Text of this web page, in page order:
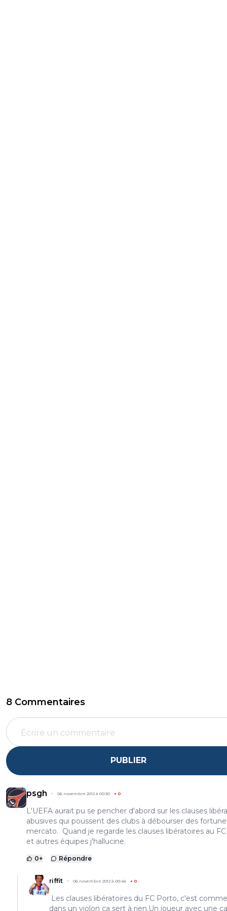
8 Commentaires
PUBLIER
psgh 06 novembre 2012 à 00:30 + 0
L'UEFA aurait pu se pencher d'abord sur les clauses
abusives qui poussent des clubs à débourser des
mercato. Quand je regarde les clauses libératoires au
et autres équipes j'hallucine.
0+ Répondre
riffit 06 novembre 2012 à 00:46 + 0
Les clauses libératoires du FC Porto, c'est
dans un violon ça sert à rien.Un joueur avec une